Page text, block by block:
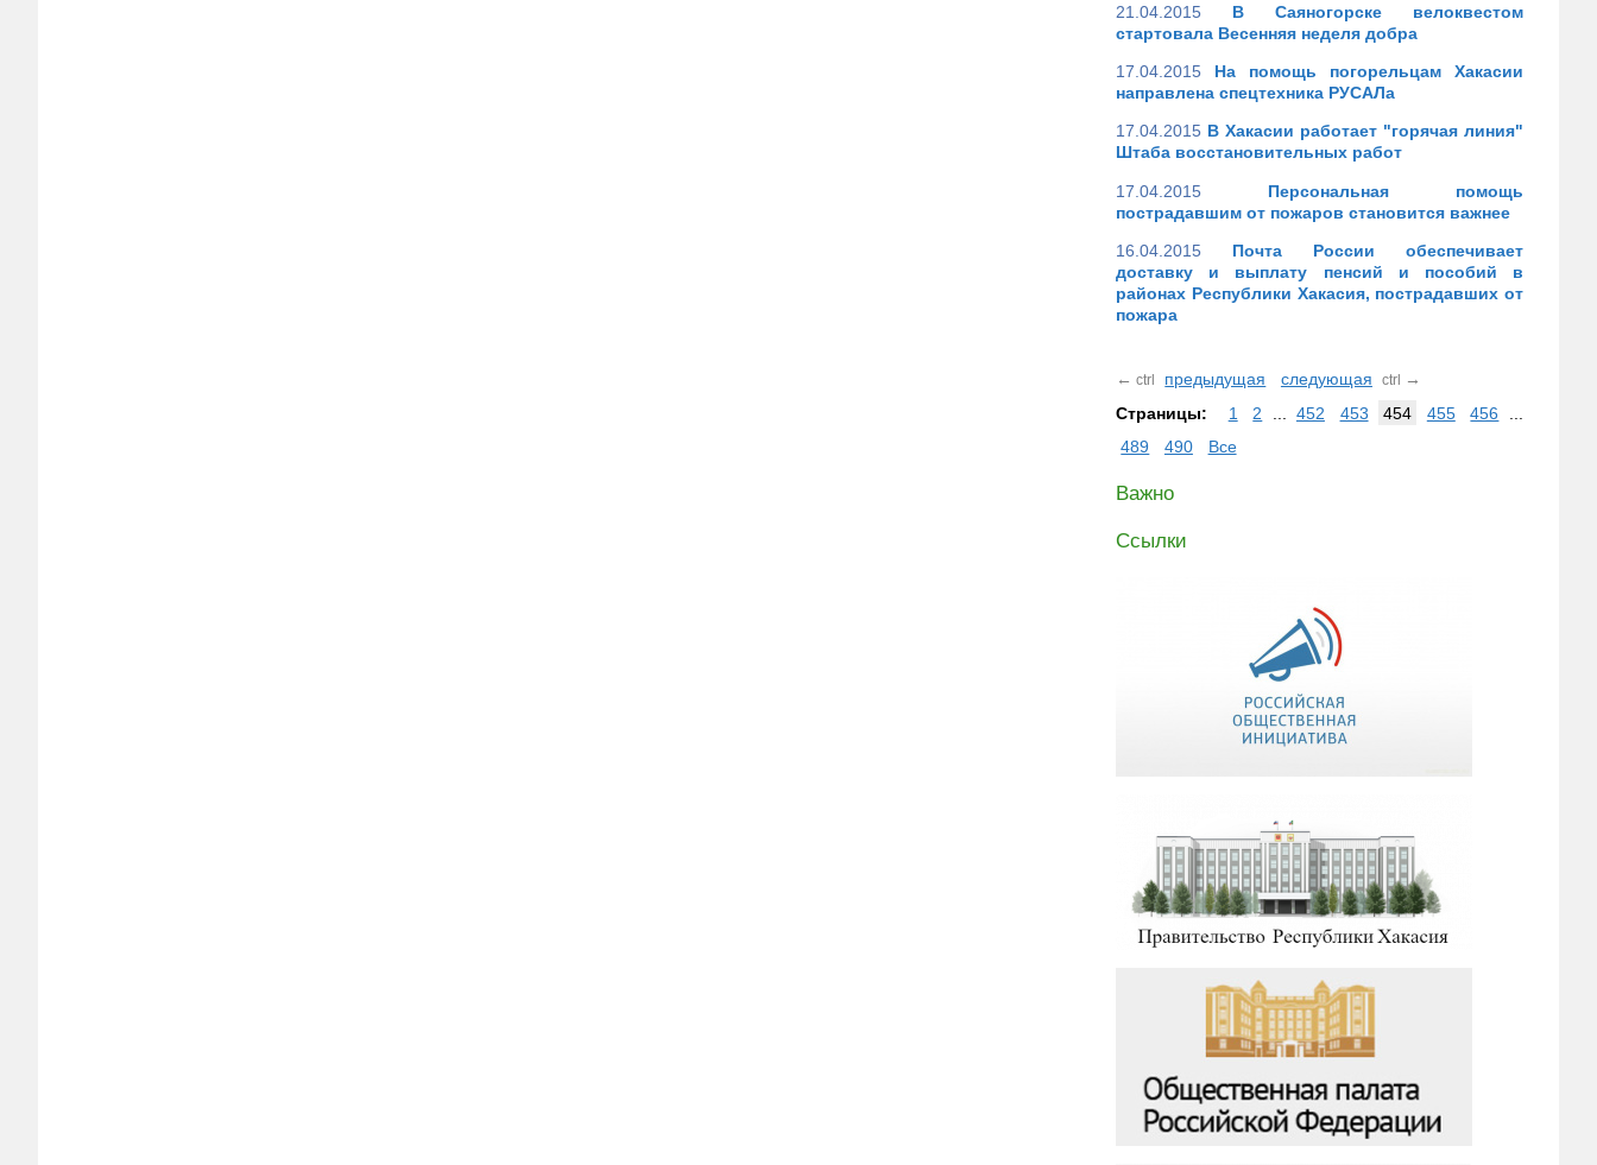
21.04.2015
В Саяногорске велоквестом
стартовала Весенняя неделя добра
17.04.2015
На помощь погорельцам Хакасии
направлена спецтехника РУСАЛа
17.04.2015 В Хакасии работает "горячая линия"
Штаба восстановительных работ
17.04.2015
Персональная помощь
пострадавшим от пожаров становится важнее
16.04.2015
Почта России обеспечивает
доставку и выплату пенсий и пособий в
районах Республики Хакасия, пострадавших от
пожара
← ctrl предыдущая следующая ctrl →
Страницы:
1 2 452 453 454 455 456
489
490 Все
Важно
Ссылки